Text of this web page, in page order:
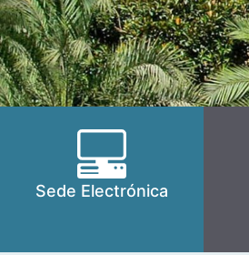
Sede Electrónica